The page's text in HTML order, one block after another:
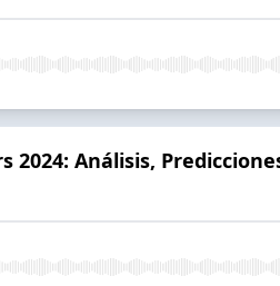
2024: Análisis,